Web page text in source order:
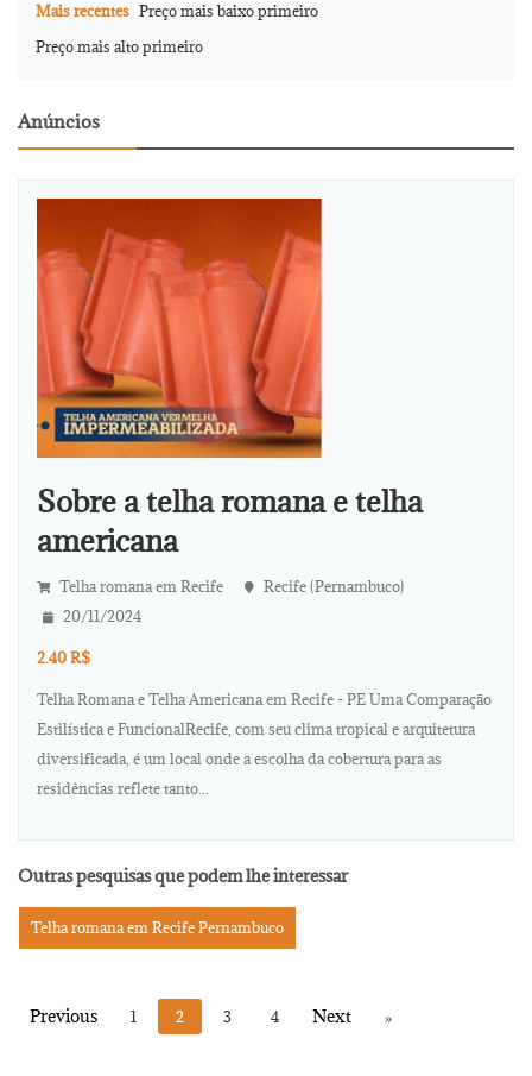
Mais recentes Preço mais baixo primeiro
Preço mais alto primeiro
Anúncios
Sobre a telha romana e telha
americana
Telha romana em Recife
Recife (Pernambuco)
20/11/2024
2.40 R$
Telha Romana e Telha Americana em Recife - PE Uma Comparação
Estilística e FuncionalRecife, com seu clima tropical e arquitetura
diversificada, é um local onde a escolha da cobertura para as
residências reflete tanto...
Outras pesquisas que podem lhe interessar
Telha romana em Recife Pernambuco
1 2 3 4 »